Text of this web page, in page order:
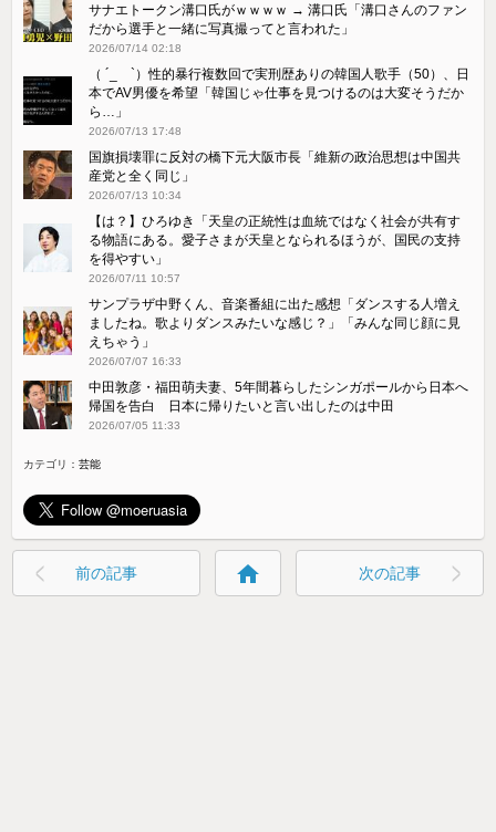
サナエトークン溝口氏がｗｗｗｗ → 溝口氏「溝口さんのファン
だから選手と一緒に写真撮ってと言われた」
2026/07/14 02:18
（ ´_ゝ`）性的暴行複数回で実刑歴ありの韓国人歌手（50）、日
本でAV男優を希望「韓国じゃ仕事を見つけるのは大変そうだか
ら…」
2026/07/13 17:48
国旗損壊罪に反対の橋下元大阪市長「維新の政治思想は中国共
産党と全く同じ」
2026/07/13 10:34
【は？】ひろゆき「天皇の正統性は血統ではなく社会が共有す
る物語にある。愛子さまが天皇となられるほうが、国民の支持
を得やすい」
2026/07/11 10:57
サンプラザ中野くん、音楽番組に出た感想「ダンスする人増え
ましたね。歌よりダンスみたいな感じ？」「みんな同じ顔に見
えちゃう」
2026/07/07 16:33
中田敦彦・福田萌夫妻、5年間暮らしたシンガポールから日本へ
帰国を告白 日本に帰りたいと言い出したのは中田
2026/07/05 11:33
カテゴリ：芸能
前の記事 home 次の記事